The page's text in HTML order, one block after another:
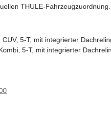
THULE-
5-T, mit integrierter
5-T, mit integrierter